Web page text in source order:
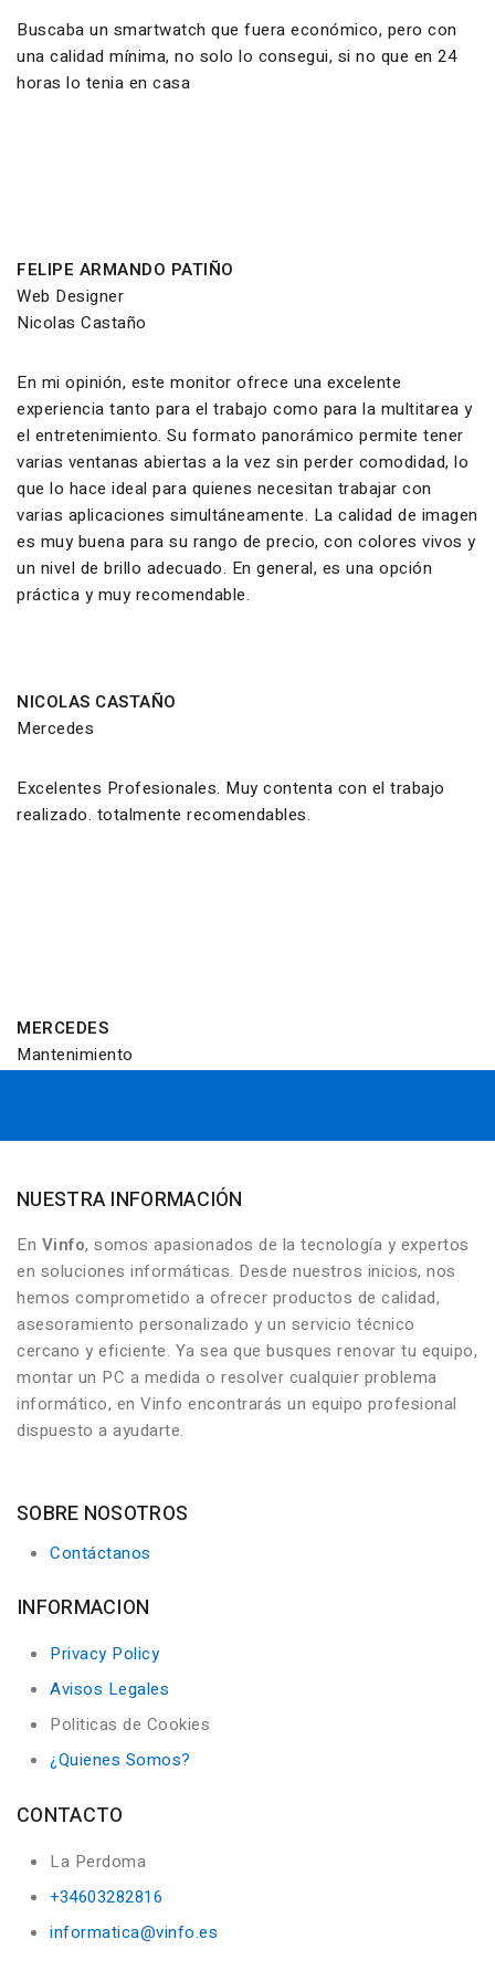
Buscaba un smartwatch que fuera económico, pero con
una calidad mínima, no solo lo consegui, si no que en 24
horas lo tenia en casa
FELIPE ARMANDO PATIÑO
Web Designer
Nicolas Castaño
En mi opinión, este monitor ofrece una excelente
experiencia tanto para el trabajo como para la multitarea y
el entretenimiento. Su formato panorámico permite tener
varias ventanas abiertas a la vez sin perder comodidad, lo
que lo hace ideal para quienes necesitan trabajar con
varias aplicaciones simultáneamente. La calidad de imagen
es muy buena para su rango de precio, con colores vivos y
un nivel de brillo adecuado. En general, es una opción
práctica y muy recomendable.
NICOLAS CASTAÑO
Mercedes
Excelentes Profesionales. Muy contenta con el trabajo
realizado. totalmente recomendables.
MERCEDES
Mantenimiento
NUESTRA INFORMACIÓN
En Vinfo, somos apasionados de la tecnología y expertos
en soluciones informáticas. Desde nuestros inicios, nos
hemos comprometido a ofrecer productos de calidad,
asesoramiento personalizado y un servicio técnico
cercano y eficiente. Ya sea que busques renovar tu equipo,
montar un PC a medida o resolver cualquier problema
informático, en Vinfo encontrarás un equipo profesional
dispuesto a ayudarte.
SOBRE NOSOTROS
Contáctanos
INFORMACION
Privacy Policy
Avisos Legales
Politicas de Cookies
¿Quienes Somos?
CONTACTO
La Perdoma
+34603282816
informatica@vinfo.es